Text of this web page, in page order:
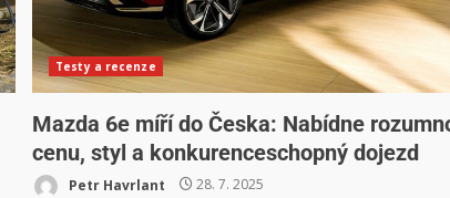
Testy a recenze
Mazda 6e míří do Česka: Nabídne
cenu, styl a konkurenceschopný dojezd
Petr Havrlant 28. 7. 2025